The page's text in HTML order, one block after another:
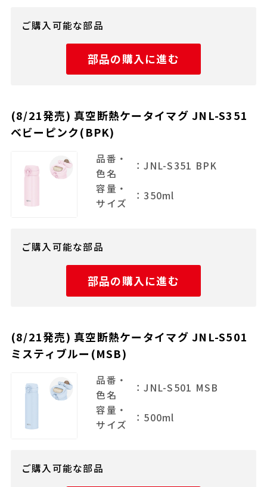
ご購入可能な部品
部品の購入に進む
(8/21発売) 真空断熱ケータイマグ JNL-S351
ベビーピンク(BPK)
品番・
色名
：JNL-S351 BPK
容量・
サイズ
：350ml
ご購入可能な部品
部品の購入に進む
(8/21発売) 真空断熱ケータイマグ JNL-S501
ミスティブルー(MSB)
品番・
色名
：JNL-S501 MSB
容量・
サイズ
：500ml
ご購入可能な部品